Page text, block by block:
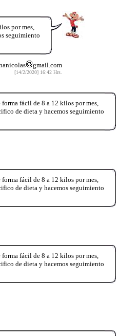
por mes,
seguimiento
gmail.com
[14/2/2020] 16:42 Hrs.
fácil de 8 a 12 kilos por mes,
de dieta y hacemos seguimiento
fácil de 8 a 12 kilos por mes,
de dieta y hacemos seguimiento
fácil de 8 a 12 kilos por mes,
de dieta y hacemos seguimiento